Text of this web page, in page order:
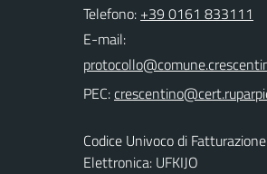
Telefono: +39 0161 833111
E-mail:
PEC:
Codice Univoco di Fatturazione
Elettronica: UFKIJO